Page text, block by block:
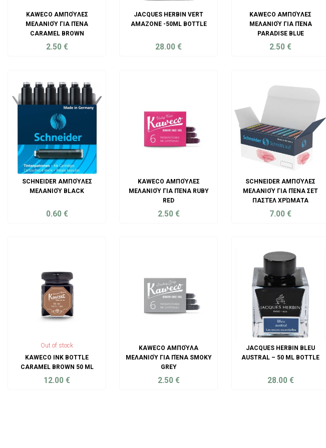
KAWECO ΑΜΠΟΎΛΕΣ
ΜΕΛΑΝΙΟΎ ΓΙΑ ΠΈΝΑ
CARAMEL BROWN
2.50 €
JACQUES HERBIN VERT
AMAZONE -50ML BOTTLE
28.00€
KAWECO ΑΜΠΟΎΛΕΣ
ΜΕΛΑΝΙΟΎ ΓΙΑ ΠΈΝΑ
PARADISE BLUE
2.50€
SCHNEIDER ΑΜΠΟΎΛΕΣ
ΜΕΛΑΝΙΟΎ BLACK
0.60 €
KAWECO ΑΜΠΟΎΛΕΣ
ΜΕΛΑΝΙΟΎ ΓΙΑ ΠΈΝΑ RUBY
RED
2.50 €
SCHNEIDER ΑΜΠΟΎΛΕΣ
ΜΕΛΑΝΙΟΎ ΓΙΑ ΠΈΝΑ ΣΕΤ
ΠΑΣΤΈΛ ΧΡΏΜΑΤΑ
7.00€
Out of stock
KAWECO INK BOTTLE
CARAMEL BROWN 50 ML
12.00€
KAWECO ΑΜΠΟΎΛΑ
ΜΕΛΑΝΙΟΎ ΓΙΑ ΠΈΝΑ SMOKY
GREY
2.50 €
JACQUES HERBIN BLEU
AUSTRAL – 50 ML BOTTLE
28.00 €